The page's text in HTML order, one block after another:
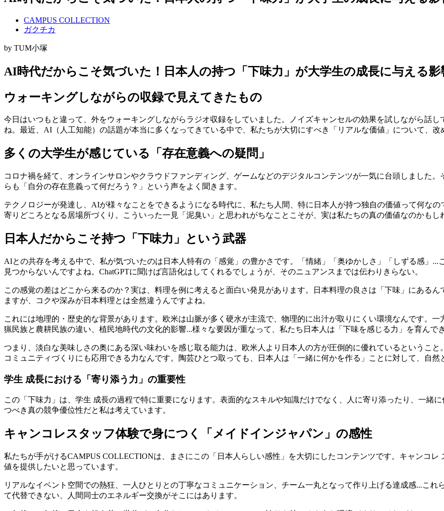
CAMPUS COLLECTION
ガクチカ
by TUM小塚
AI時代だからこそ気づいた！日本人の持つ「下味力」が大学生の成長に与える影
ウォーキングしながらの収録で見えてきたもの
今日はいつもと違って、外をウォーキングしながらラジオ収録をしていました。ノイズキャンセルの効果を試しながら話
ね。最近、AI（人工知能）の話題が本当に多くなってきている中で、私たちが大切にすべき「リアルな価値」について、改
多くの大学生が感じている「存在意義への疑問」
コロナ禍を経て、オンラインサロンやクラウドファンディング、ゲームなどのデジタルコンテンツが一気に台頭しました
らも「自分の存在意義って何だろう？」という声をよく聞きます。
テクノロジーが発達し、AIが様々なことをできるようになる時代に、私たち人間、特に日本人が持つ独自の価値って何な
寄りどころとなる居場所づくり。こういった一見「泥臭い」と思われがちなことこそが、実は私たちの真の価値なのかもし
日本人だからこそ持つ「下味力」という武器
AIとの共存を考える中で、私が気づいたのは日本人特有の「感覚」の豊かさです。「情緒」「奥ゆかしさ」「しずる感」
見つからないんですよね。ChatGPTに聞けば言語化はしてくれるでしょうが、そのニュアンスまでは伝わりきらない。
この感覚の差はどこから来るのか？実は、料理を例に考えると面白い発見があります。日本料理の良さは「下味」にある
ますが、コクや深みが日本料理とは全然違うんですよね。
これには地理的・歴史的な背景があります。欧米は山脈が多く硬水が主流で、物理的に出汁が取りにくい環境なんです。
猟民族と農耕民族の違い、植民地時代の文化的影響...様々な要因が重なって、私たち日本人は「下味を感じる力」を育んで
つまり、淡白な美味しさの奥にある深い味わいを感じ取る能力は、欧米人より日本人の方が圧倒的に優れているということ
コミュニティづくりにも応用できる力なんです。陶芸ひとつ取っても、日本人は「一緒に何かを作る」ことに対して、自然
学生 成長における「寄り添う力」の重要性
この「下味力」は、学生 成長の過程で特に重要になります。表面的なスキルや知識だけでなく、人に寄り添ったり、一緒
つべき真の競争優位性だと私は考えています。
キャンコレスタッフ体験で身につく「メイドインジャパン」の感性
私たちが手がけるCAMPUS COLLECTIONは、まさにこの「日本人らしい感性」を大切にしたコンテンツです。キャンコ
値を提供したいと思っています。
リアルなイベント空間での熱狂、一人ひとりとの丁寧なコミュニケーション、チーム一丸となって作り上げる達成感...こ
て代替できない、人間同士のエネルギー交換がそこにはあります。